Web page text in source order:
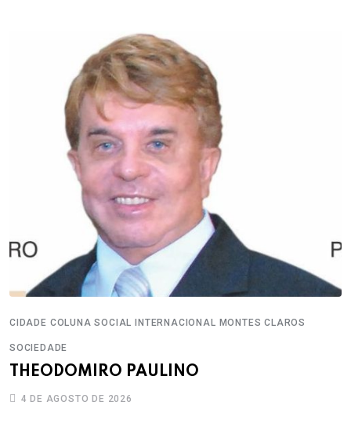
CIDADE COLUNA SOCIAL INTERNACIONAL MONTES CLAROS
SOCIEDADE
THEODOMIRO PAULINO
4 DE AGOSTO DE 2026